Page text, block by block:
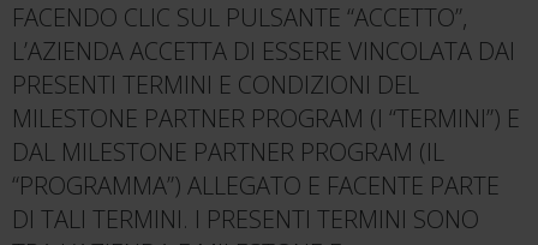
FACENDO CLIC SUL PULSANTE “ACCETTO”,
L’AZIENDA ACCETTA DI ESSERE VINCOLATA DAI
PRESENTI TERMINI E CONDIZIONI DEL
MILESTONE PARTNER PROGRAM (I “TERMINI”) E
DAL MILESTONE PARTNER PROGRAM (IL
“PROGRAMMA”) ALLEGATO E FACENTE PARTE
DI TALI TERMINI. I PRESENTI TERMINI SONO